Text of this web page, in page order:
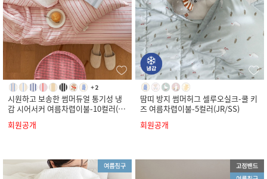
시원하고 보송한 썸머듀얼 통기성 냉
감 시어서커 여름차렵이불-10컬러(S
S/Q/K)
회원공개
땀띠 방지 썸머허그 셀루오실크-쿨 키
즈 여름차렵이불-5컬러(JR/SS)
회원공개